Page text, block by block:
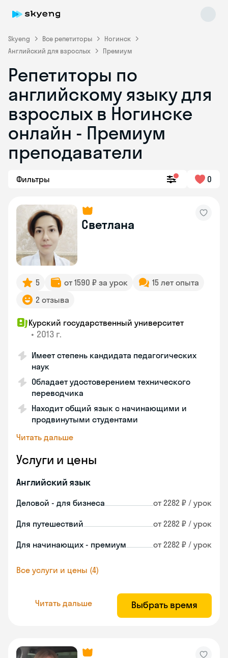
Skyeng Все репетиторы
Ногинск
Английский для взрослых
Премиум
Репетиторы по
английскому языку для
взрослых в Ногинске
онлайн - Премиум
преподаватели
Фильтры 0
Светлана
5 от 1590 ₽ за урок
15 лет опыта
2 отзыва
Курский государственный университет
• 2013 г.
Имеет степень кандидата педагогических
наук
Обладает удостоверением технического
переводчика
Находит общий язык с начинающими и
продвинутыми студентами
Читать дальше
Услуги и цены
Английский язык
Деловой - для бизнеса от 2282 ₽ / урок
Для путешествий от 2282 ₽ / урок
Для начинающих - премиум от 2282 ₽ / урок
Все услуги и цены (4)
Читать дальше Выбрать время
Skyeng Chat